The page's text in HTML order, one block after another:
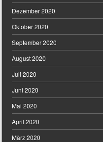
Dezember 2020
Oktober 2020
September 2020
August 2020
Juli 2020
Juni 2020
Mai 2020
April 2020
März 2020